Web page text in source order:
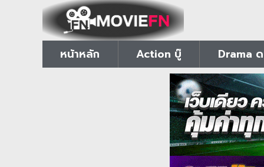
หน้าหลัก Action บู๊ Drama